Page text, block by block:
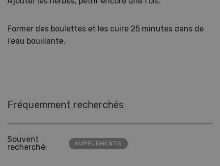
Former des boulettes et les cuire 25 minutes dans de
l'eau bouillante.
Fréquemment recherchés
Souvent
recherché:
SUPPLEMENTS